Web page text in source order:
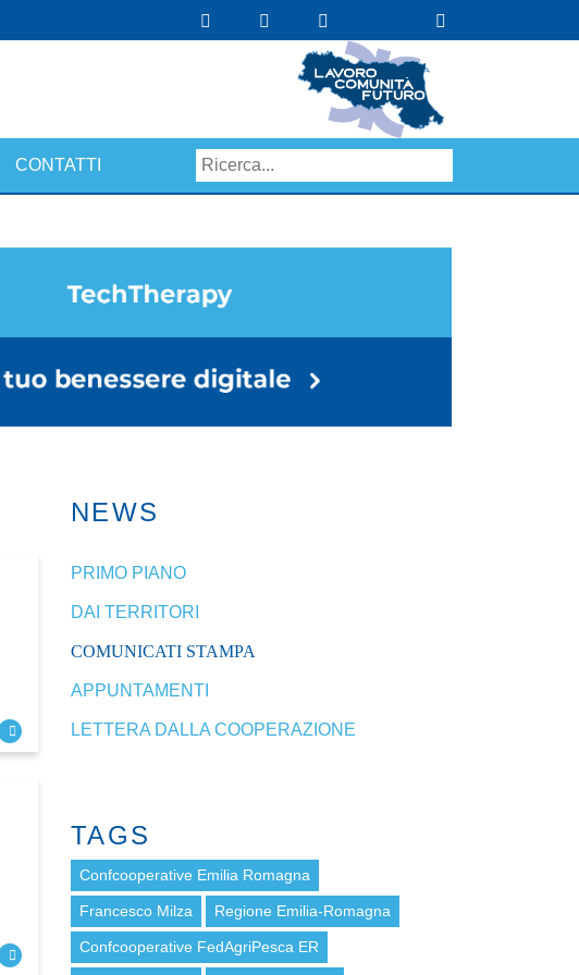
CONTATTI
NEWS
PRIMO PIANO
DAI TERRITORI
COMUNICATI STAMPA
APPUNTAMENTI
LETTERA DALLA COOPERAZIONE
TAGS
Confcooperative Emilia Romagna
Francesco Milza Regione Emilia-Romagna
Confcooperative FedAgriPesca ER